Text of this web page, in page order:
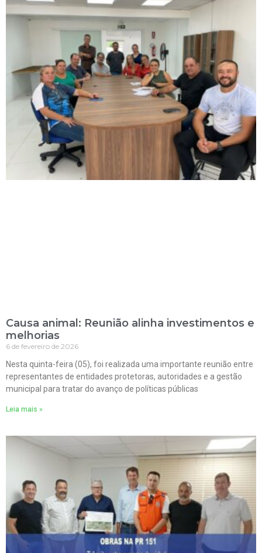
Causa animal: Reunião alinha investimentos e
melhorias
6 de fevereiro de 2026
Nesta quinta-feira (05), foi realizada uma importante reunião entre
representantes de entidades protetoras, autoridades e a gestão
municipal para tratar do avanço de políticas públicas
Leia mais »